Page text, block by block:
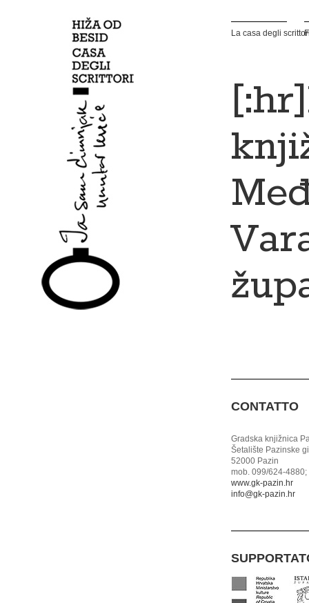
La casa degli
CONTATTO
Gradska knjižnica
Šetalište Pazinske
52000 Pazin
mob. 099/624-
www.gk-pazin.hr
info@gk-pazin.hr